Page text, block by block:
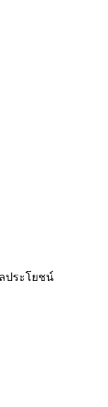
ประโยชน์